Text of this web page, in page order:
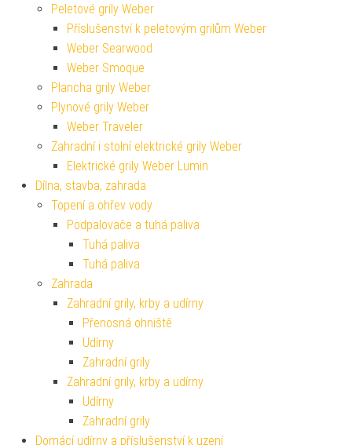
Peletové grily Weber
Příslušenství k peletovým grilům Weber
Weber Searwood
Weber Smoque
Plancha grily Weber
Plynové grily Weber
Weber Traveler
Zahradní i stolní elektrické grily Weber
Elektrické grily Weber Lumin
Dílna, stavba, zahrada
Topení a ohřev vody
Podpalovače a tuhá paliva
Tuhá paliva
Tuhá paliva
Zahrada
Zahradní grily, krby a udírny
Přenosná ohniště
Udírny
Zahradní grily
Zahradní grily, krby a udírny
Udírny
Zahradní grily
Domácí udírny a příslušenství k uzení